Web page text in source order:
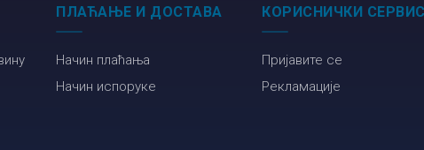
ПЛАЋАЊЕ И ДОСТАВА
Начин плаћања
Начин испоруке
КОРИСНИЧКИ СЕРВИС
Пријавите се
Рекламације